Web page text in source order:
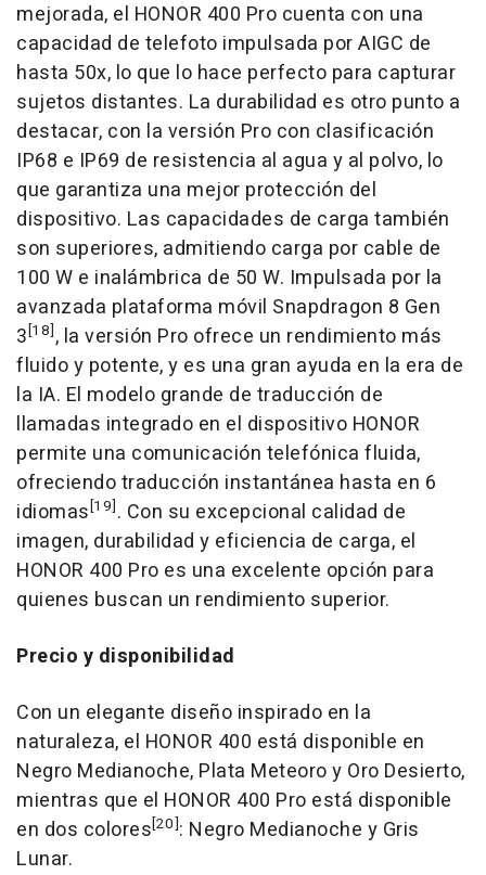
mejorada, el HONOR 400 Pro cuenta con una
capacidad de telefoto impulsada por AIGC de
hasta 50x, lo que lo hace perfecto para capturar
sujetos distantes. La durabilidad es otro punto a
destacar, con la versión Pro con clasificación
IP68 e IP69 de resistencia al agua y al polvo, lo
que garantiza una mejor protección del
dispositivo. Las capacidades de carga también
son superiores, admitiendo carga por cable de
100 W e inalámbrica de 50 W. Impulsada por la
avanzada plataforma móvil Snapdragon 8 Gen
3 [18], la versión Pro ofrece un rendimiento más
fluido y potente, y es una gran ayuda en la era de
la IA. El modelo grande de traducción de
llamadas integrado en el dispositivo HONOR
permite una comunicación telefónica fluida,
ofreciendo traducción instantánea hasta en 6
idiomas [19] . Con su excepcional calidad de
imagen, durabilidad y eficiencia de carga, el
HONOR 400 Pro es una excelente opción para
quienes buscan un rendimiento superior.
Precio y disponibilidad
Con un elegante diseño inspirado en la
naturaleza, el HONOR 400 está disponible en
Negro Medianoche, Plata Meteoro y Oro Desierto,
mientras que el HONOR 400 Pro está disponible
en dos colores[20]: Negro Medianoche y Gris
Lunar.